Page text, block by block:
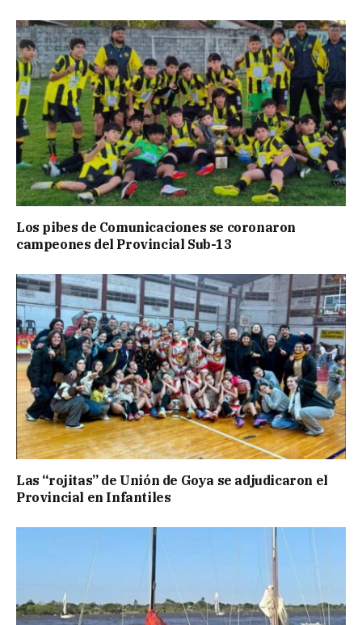
Los pibes de Comunicaciones se coronaron
campeones del Provincial Sub-13
Las “rojitas” de Unión de Goya se adjudicaron el
Provincial en Infantiles